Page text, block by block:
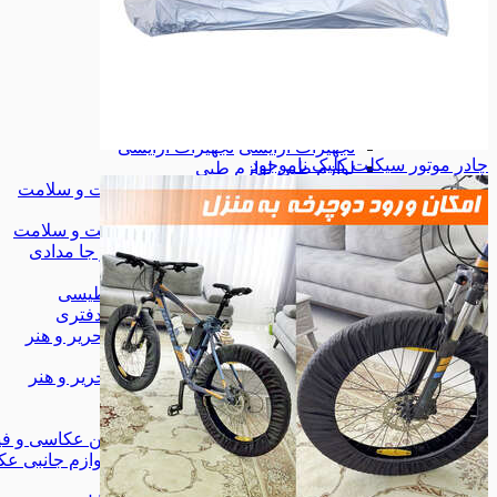
کیف کیف
تجهیزات آرایشی تجهیزات آرایشی
لوازم طبی لوازم طبی
همه دسته بندی های آرایشی، بهداشت و سلامت
آرایشی، بهداشت و سلامت آرایشی، بهداشت و سلامت
کیف، کوله و جا مدادی
کیف، کوله و جا مدادی
چسب چسب
وایت برد مغناطیسی وایت برد مغناطیسی
لوازم اداری و دفتری لوازم اداری و دفتری
همه دسته بندی های کتاب، لوازم التحریر و هنر
کتاب، لوازم التحریر و هنر کتاب، لوازم التحریر و هنر
شاخه‌ی جدید شاخه‌ی جدید
دوربین عکاسی و فیلم برداری دوربین عکاسی و
لوازم جانبی عکاسی و فیلمبرداری لوازم جانبی
موبایل
موبایل
چادر موتور سیکلت کلیک ناموجود